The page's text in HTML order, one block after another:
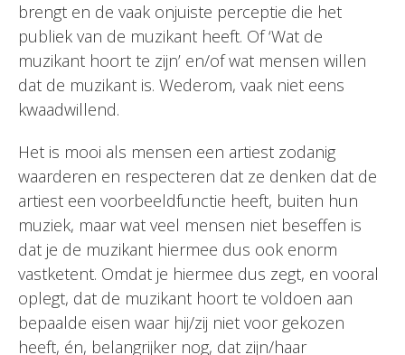
brengt en de vaak onjuiste perceptie die het
publiek van de muzikant heeft. Of ‘Wat de
muzikant hoort te zijn’ en/of wat mensen willen
dat de muzikant is. Wederom, vaak niet eens
kwaadwillend.
Het is mooi als mensen een artiest zodanig
waarderen en respecteren dat ze denken dat de
artiest een voorbeeldfunctie heeft, buiten hun
muziek, maar wat veel mensen niet beseffen is
dat je de muzikant hiermee dus ook enorm
vastketent. Omdat je hiermee dus zegt, en vooral
oplegt, dat de muzikant hoort te voldoen aan
bepaalde eisen waar hij/zij niet voor gekozen
heeft, én, belangrijker nog, dat zijn/haar